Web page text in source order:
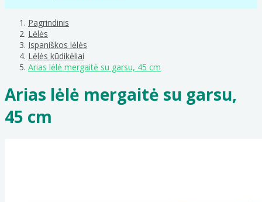
Pagrindinis
Lėlės
Ispaniškos lėlės
Lėlės kūdikėliai
Arias lėlė mergaitė su garsu, 45 cm
Arias lėlė mergaitė su garsu,
45 cm